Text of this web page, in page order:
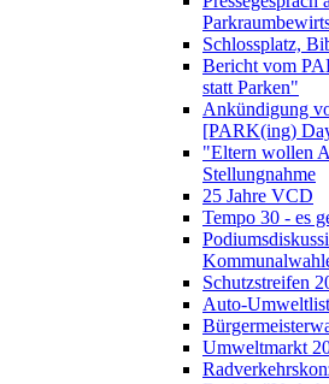
Schlossplatz,
Bericht vom
statt Parken"
Ankündigung
[PARK(ing)
"Eltern wollen
Stellungnahme
25 Jahre VCD
Tempo 30 - es
Schutzstreifen
Auto-
Umweltmarkt